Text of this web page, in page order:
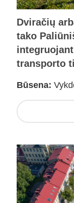
Dviračių
tako
transporto
Būsena: